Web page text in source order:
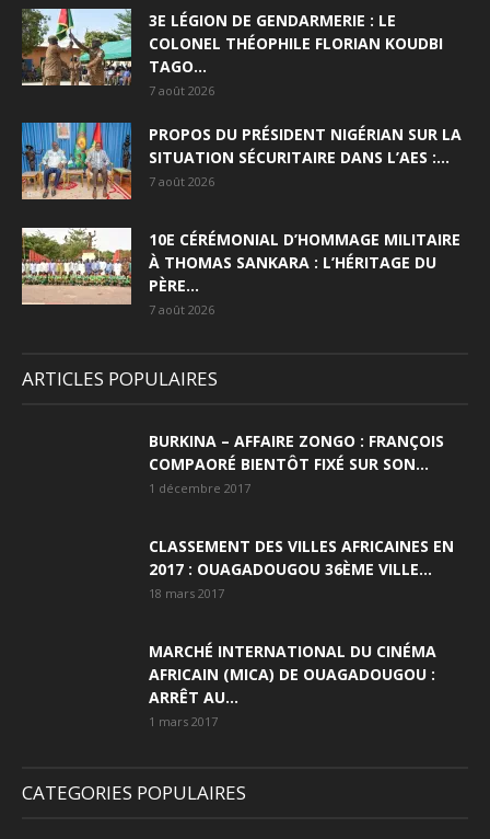
3E LÉGION DE GENDARMERIE : LE
COLONEL THÉOPHILE FLORIAN KOUDBI
TAGO...
7 août 2026
PROPOS DU PRÉSIDENT NIGÉRIAN SUR LA
SITUATION SÉCURITAIRE DANS L’AES :...
7 août 2026
10E CÉRÉMONIAL D’HOMMAGE MILITAIRE
À THOMAS SANKARA : L’HÉRITAGE DU
PÈRE...
7 août 2026
ARTICLES POPULAIRES
BURKINA – AFFAIRE ZONGO : FRANÇOIS
COMPAORÉ BIENTÔT FIXÉ SUR SON...
1 décembre 2017
CLASSEMENT DES VILLES AFRICAINES EN
2017 : OUAGADOUGOU 36ÈME VILLE...
18 mars 2017
MARCHÉ INTERNATIONAL DU CINÉMA
AFRICAIN (MICA) DE OUAGADOUGOU :
ARRÊT AU...
1 mars 2017
CATEGORIES POPULAIRES